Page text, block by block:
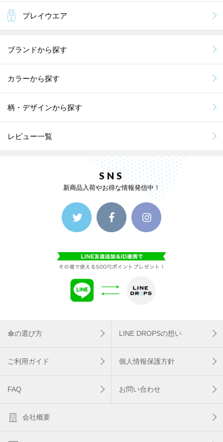
プレイウエア
ブランドから探す
カラーから探す
柄・デザインから探す
レビュー一覧
SNS
新商品入荷やお得な情報発信中！
傘の選び方 LINE DROPSの想い
ご利用ガイド 個人情報保護方針
FAQ お問い合わせ
会社概要